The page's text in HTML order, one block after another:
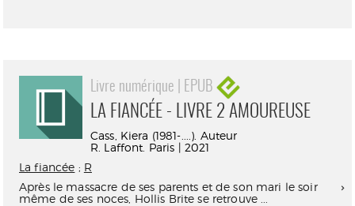
Livre numérique | EPUB
LA FIANCÉE - LIVRE 2 AMOUREUSE
Cass, Kiera (1981-....). Auteur
R. Laffont. Paris | 2021
La fiancée ; R
Après le massacre de ses parents et de son mari le soir
même de ses noces, Hollis Brite se retrouve ...